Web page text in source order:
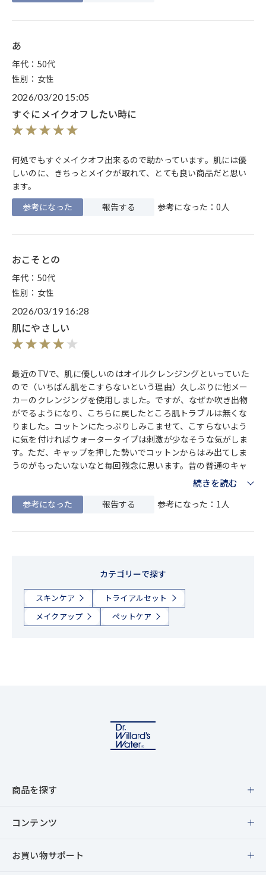
あ
年代：50代
性別：女性
2026/03/20 15:05
すぐにメイクオフしたい時に
何処でもすぐメイクオフ出来るので助かっています。肌には優
しいのに、きちっとメイクが取れて、とても良い商品だと思い
ます。
参考になった
報告する 参考になった：0人
おこそとの
年代：50代
性別：女性
2026/03/19 16:28
肌にやさしい
最近のTVで、肌に優しいのはオイルクレンジングといっていた
ので（いちばん肌をこすらないという理由）久しぶりに他メー
カーのクレンジングを使用しました。ですが、なぜか吹き出物
がでるようになり、こちらに戻したところ肌トラブルは無くな
りました。コットンにたっぷりしみこませて、こすらないよう
に気を付ければウォータータイプは刺激が少なそうな気がしま
す。ただ、キャップを押した勢いでコットンからはみ出てしま
うのがもったいないなと毎回残念に思います。昔の普通のキャ
ップは、みんな使いづらいのでしょうか。選べるようにするの
続きを読む
参考になった 報告する 参考になった：1人
カテゴリーで探す
スキンケア
トライアルセット
メイクアップ
ペットケア
商品を探す
商品一覧
スキンケア
コンテンツ
特集・キャンペーン
お買い物サポート